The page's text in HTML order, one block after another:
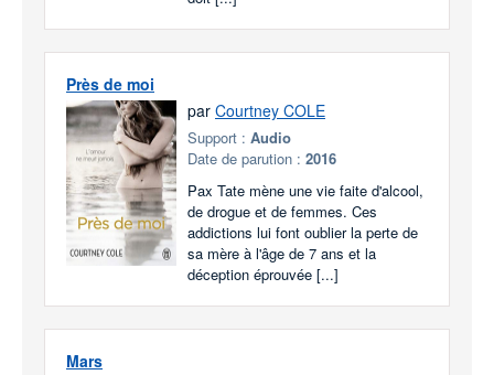
Près de moi
par Courtney COLE
Support : Audio
Date de parution : 2016
Pax Tate mène une vie faite d'alcool,
de drogue et de femmes. Ces
addictions lui font oublier la perte de
sa mère à l'âge de 7 ans et la
déception éprouvée [...]
Mars